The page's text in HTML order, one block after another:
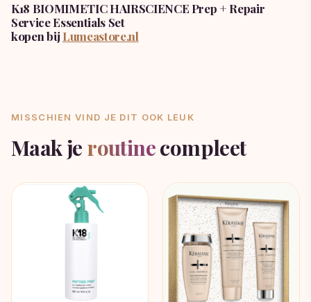
K18 BIOMIMETIC HAIRSCIENCE Prep + Repair
Service Essentials Set
kopen bij Lumeastore.nl
MISSCHIEN VIND JE DIT OOK LEUK
Maak je routinecompleet